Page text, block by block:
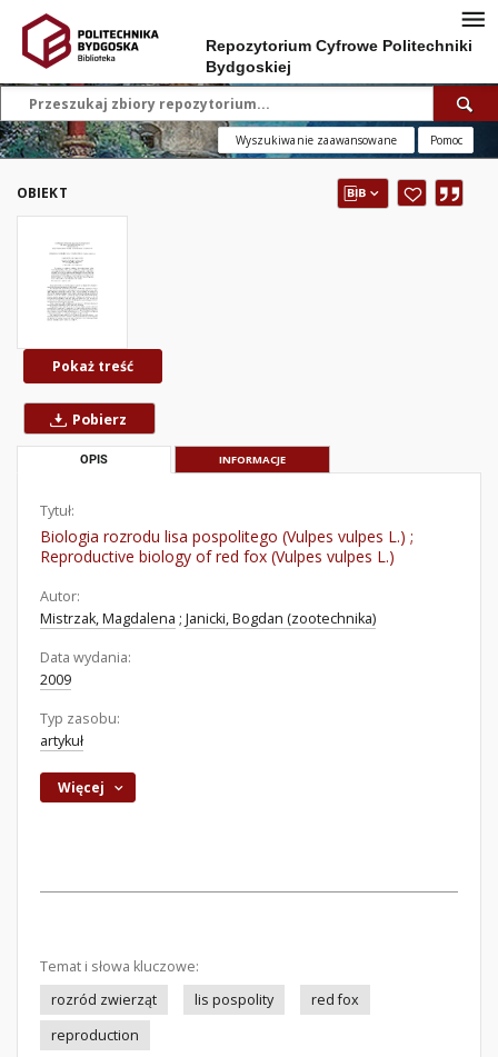
Repozytorium Cyfrowe Politechniki
Bydgoskiej
Wyszukiwanie zaawansowane Pomoc
OBIEKT
Pokaż treść
Pobierz
OPIS INFORMACJE
Tytuł:
Biologia rozrodu lisa pospolitego (Vulpes vulpes L.) ;
Reproductive biology of red fox (Vulpes vulpes L.)
Autor:
Mistrzak, Magdalena ; Janicki, Bogdan (zootechnika)
Data wydania:
2009
Typ zasobu:
artykuł
Więcej
Temat i słowa kluczowe:
rozród zwierząt
lis pospolity
red fox
reproduction